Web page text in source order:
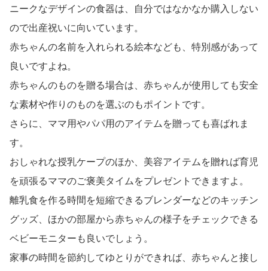
ニークなデザインの食器は、自分ではなかなか購入しない
ので出産祝いに向いています。
赤ちゃんの名前を入れられる絵本なども、特別感があって
良いですよね。
赤ちゃんのものを贈る場合は、赤ちゃんが使用しても安全
な素材や作りのものを選ぶのもポイントです。
さらに、ママ用やパパ用のアイテムを贈っても喜ばれま
す。
おしゃれな授乳ケープのほか、美容アイテムを贈れば育児
を頑張るママのご褒美タイムをプレゼントできますよ。
離乳食を作る時間を短縮できるブレンダーなどのキッチン
グッズ、ほかの部屋から赤ちゃんの様子をチェックできる
ベビーモニターも良いでしょう。
家事の時間を節約してゆとりができれば、赤ちゃんと接し